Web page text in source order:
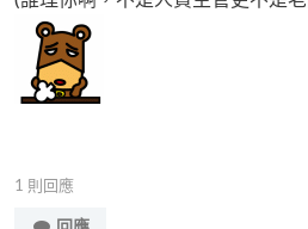
1 則回應